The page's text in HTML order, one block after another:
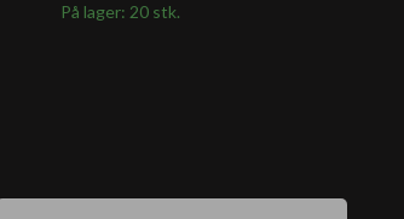
På lager: 20 stk.